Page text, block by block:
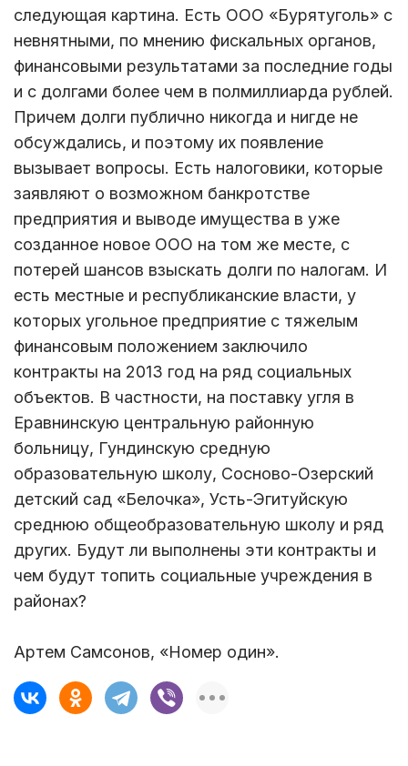
следующая картина. Есть ООО «Бурятуголь» с
невнятными, по мнению фискальных органов,
финансовыми результатами за последние годы
и с долгами более чем в полмиллиарда рублей.
Причем долги публично никогда и нигде не
обсуждались, и поэтому их появление
вызывает вопросы. Есть налоговики, которые
заявляют о возможном банкротстве
предприятия и выводе имущества в уже
созданное новое ООО на том же месте, с
потерей шансов взыскать долги по налогам. И
есть местные и республиканские власти, у
которых угольное предприятие с тяжелым
финансовым положением заключило
контракты на 2013 год на ряд социальных
объектов. В частности, на поставку угля в
Еравнинскую центральную районную
больницу, Гундинскую средную
образовательную школу, Сосново-Озерский
детский сад «Белочка», Усть-Эгитуйскую
среднюю общеобразовательную школу и ряд
других. Будут ли выполнены эти контракты и
чем будут топить социальные учреждения в
районах?
Артем Самсонов, «Номер один».